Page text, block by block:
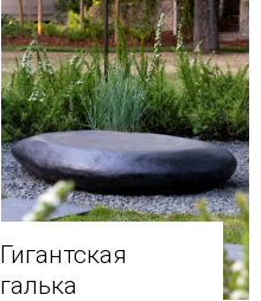
Гигантская
галька